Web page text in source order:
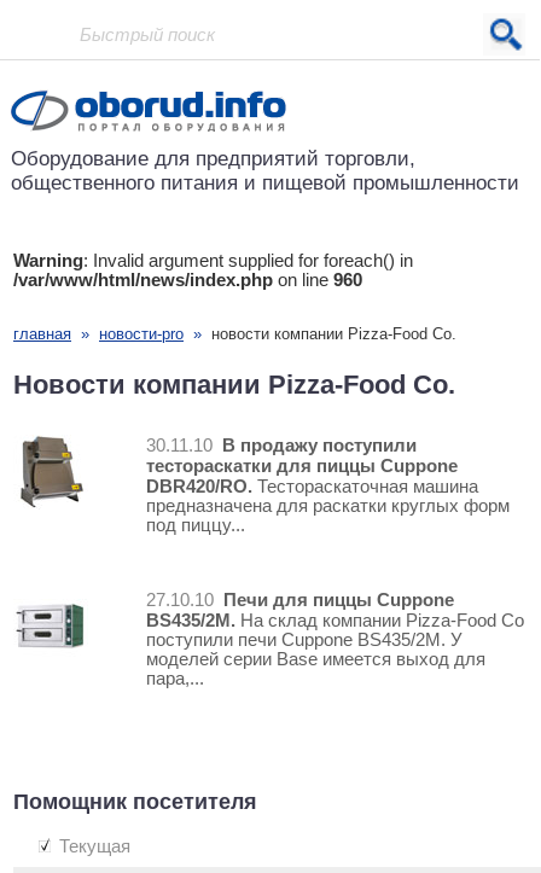
Проект основан в 2001 году
Оборудование для предприятий торговли,
общественного питания и пищевой промышленности
Warning: Invalid argument supplied for foreach() in
/var/www/html/news/index.php on line 960
главная » новости-pro » новости компании Pizza-Food Co.
Новости компании Pizza-Food Co.
30.11.10 В продажу поступили
тестораскатки для пиццы Cuppone
DBR420/RO. Тестораскаточнaя машина
предназначена для раскатки круглых форм
под пиццу...
27.10.10 Печи для пиццы Cuppone
BS435/2M. На склад компании Pizza-Food Co
поступили печи Cuppone BS435/2M. У
моделей серии Base имеется выход для
пара,...
Помощник посетителя
Текущая